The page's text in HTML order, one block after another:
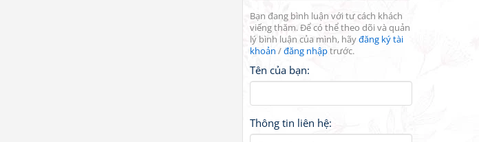
Bạn đang bình luận với tư cách khách
viếng thăm. Để có thể theo dõi và quản
lý bình luận của mình, hãyđăng ký tài
khoản /đăng nhậptrước.
Tên của bạn:
Thông tin liên hệ: